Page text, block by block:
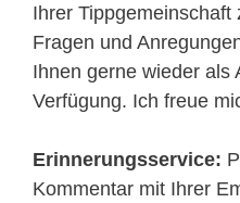
Ihrer
Fragen und
Ihnen gerne wieder als
Verfügung. Ich freue
Erinnerungsservice:
Kommentar mit Ihrer